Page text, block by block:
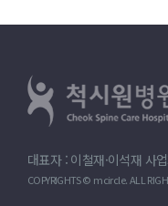
대표자 : 이철재·이석재
COPYRIGHTS © mcircle. ALL